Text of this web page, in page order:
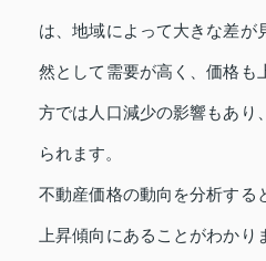
は、地域によって大きな差が
然として需要が高く、価格も
方では人口減少の影響もあり
られます。
不動産価格の動向を分析する
上昇傾向にあることがわか